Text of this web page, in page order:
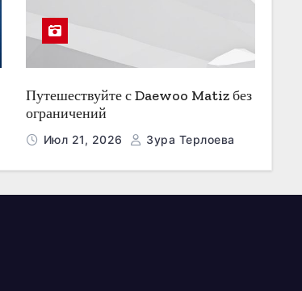
Путешествуйте с Daewoo Matiz без
ограничений
Июл 21, 2026 Зура Терлоева